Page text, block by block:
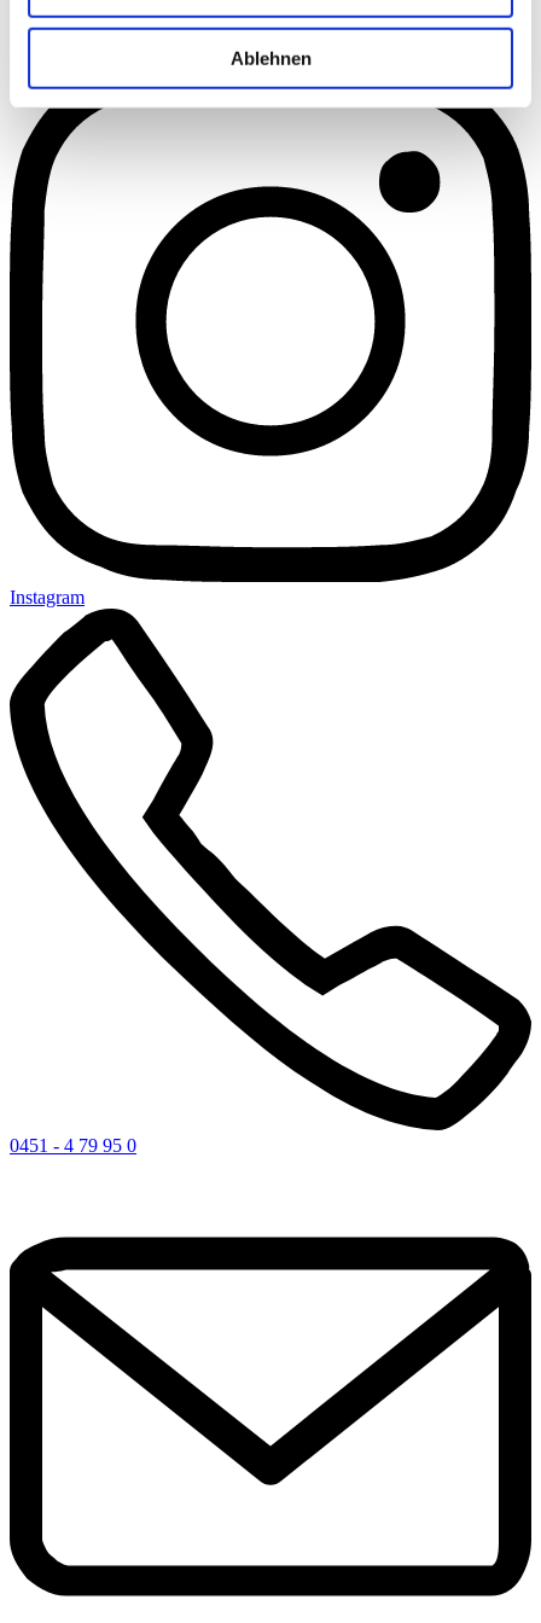
Ablehnen
Instagram
0451 - 4 79 95 0